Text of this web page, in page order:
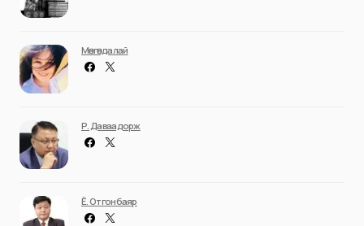
Мөнгөндалай
Р. Даваадорж
Ё. Отгонбаяр